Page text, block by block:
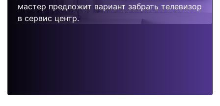
мастер предложит вариант забрать телевизор
в сервис центр.